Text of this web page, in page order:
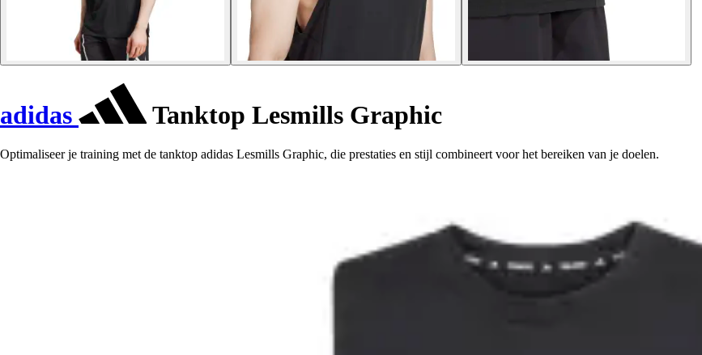
adidas Tanktop Lesmills Graphic
Optimaliseer je training met de tanktop adidas Lesmills Graphic, die prestaties en stijl combineert voor het bereiken van je doelen.